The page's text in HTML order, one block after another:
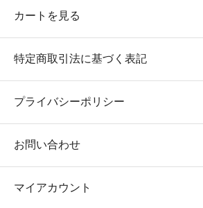
カートを見る
特定商取引法に基づく表記
プライバシーポリシー
お問い合わせ
マイアカウント